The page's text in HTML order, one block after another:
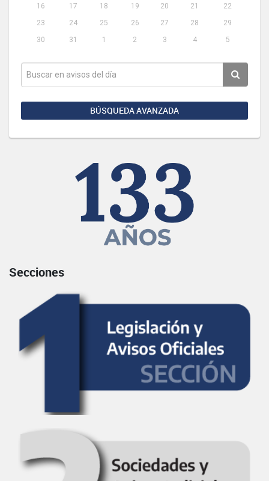
16
17 18 19 20 21
22
23
24 25 26 27 28
29
30
31 1 2 3 4 5
BÚSQUEDA AVANZADA
Secciones